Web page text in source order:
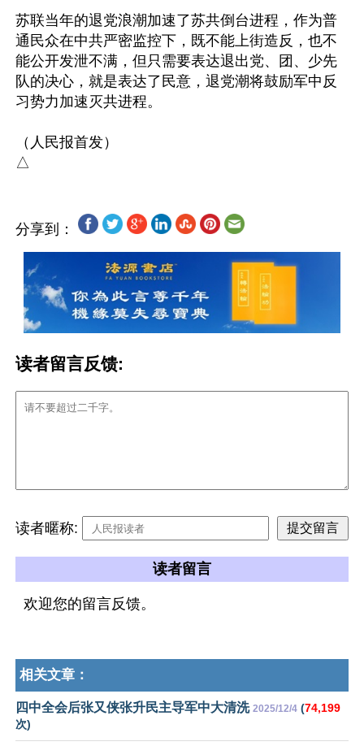
苏联当年的退党浪潮加速了苏共倒台进程，作为普
通民众在中共严密监控下，既不能上街造反，也不
能公开发泄不满，但只需要表达退出党、团、少先
队的决心，就是表达了民意，退党潮将鼓励军中反
习势力加速灭共进程。
（人民报首发）
分享到：
读者留言反馈:
读者暱称:
读者留言
欢迎您的留言反馈。
相关文章：
四中全会后张又侠张升民主导军中大清洗 2025/12/4 (74,199
次)